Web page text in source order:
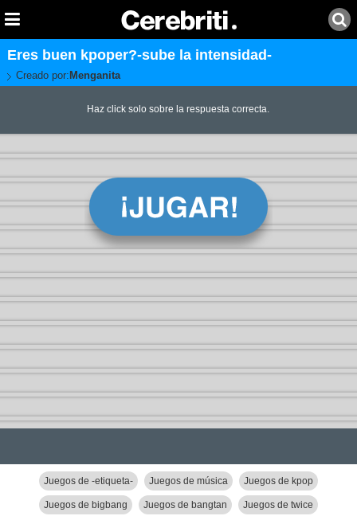
Eres buen kpoper?-sube la intensidad-
Creado por: Menganita
Haz click solo sobre la respuesta correcta.
Juegos de -etiqueta- Juegos de música Juegos de kpop
Juegos de bigbang Juegos de bangtan Juegos de twice